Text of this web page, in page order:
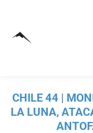
CHILE 44 |
LA LUNA,